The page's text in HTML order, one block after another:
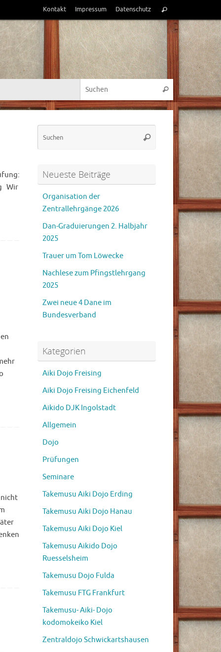
Kontakt Impressum Datenschutz
nach:
Suchen
Suchen nach:
Suchen
Wir
Suchen
Suchen
Neueste Beiträge
Organisation der
Zentrallehrgänge 2026
Dan-Graduierungen 2. Halbjahr
2025
Trauer um Tom Löwecke
Nachlese zum Pfingstlehrgang
2025
Zwei neue 4 Dane im
Bundesverband
Kategorien
Aiki Dojo Freising
Aiki Dojo Freising Eichenfeld
Aikido DJK Ingolstadt
Allgemein
Dojo
Prüfungen
Seminare
Takemusu Aiki Dojo Erding
Takemusu Aiki Dojo Hanau
Takemusu Aiki Dojo Kiel
Takemusu Aikido Dojo
Ruesselsheim
Takemusu Dojo Fulda
Takemusu FTG Frankfurt
Takemusu- Aiki- Dojo
kodomokeiko Kiel
Zentraldojo Schwickartshausen